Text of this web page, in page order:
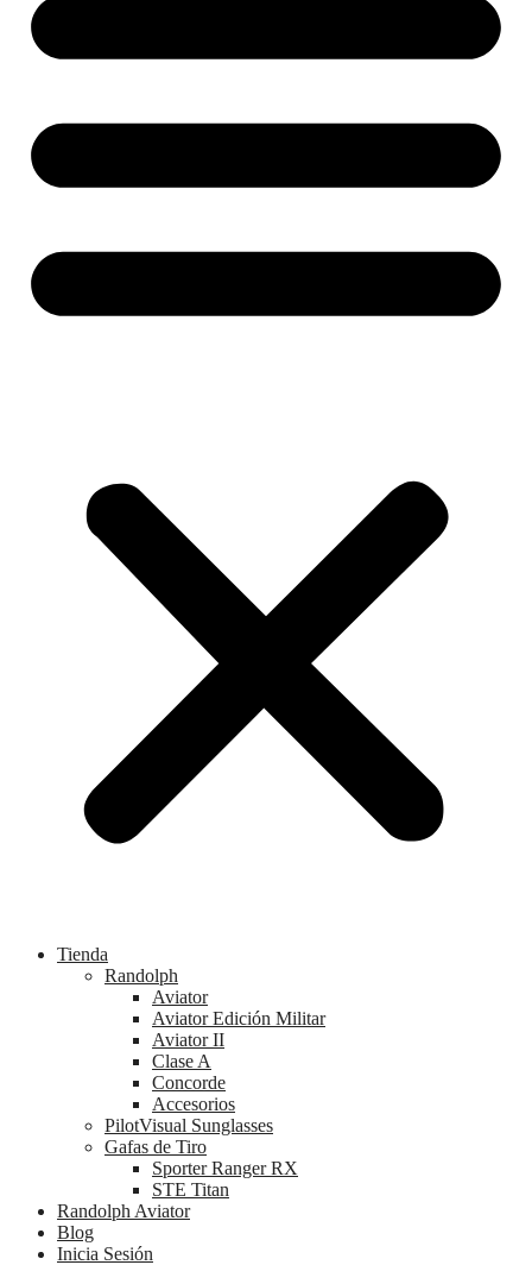
Tienda
Randolph
Aviator
Aviator Edición Militar
Aviator II
Clase A
Concorde
Accesorios
PilotVisual Sunglasses
Gafas de Tiro
Sporter Ranger RX
STE Titan
Randolph Aviator
Blog
Inicia Sesión